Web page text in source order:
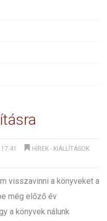
HÍREK - KIÁLLÍTÁSOK
visszavinni a könyveket a
még előző év
a könyvek nálunk